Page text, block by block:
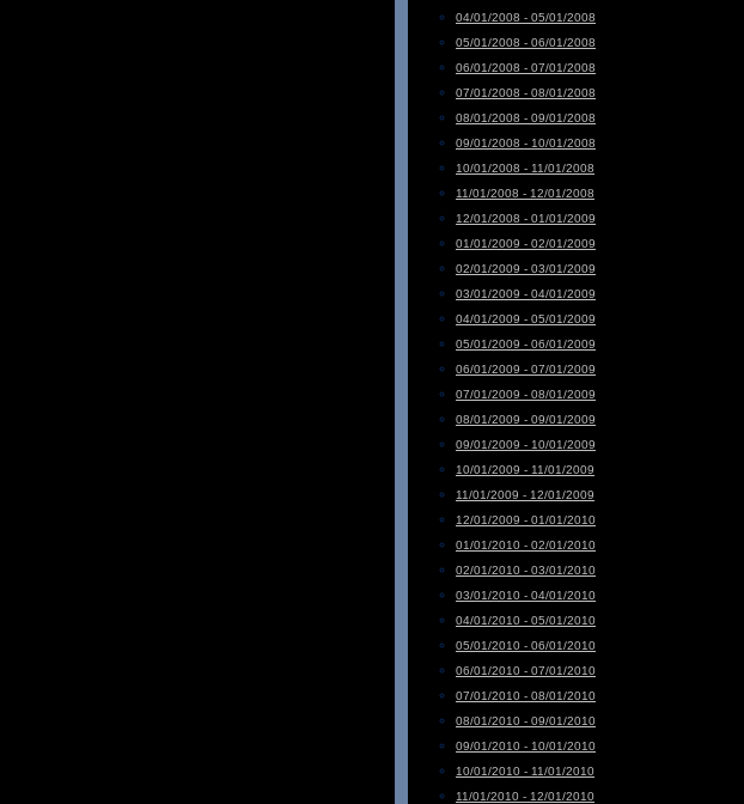
04/01/2008 - 05/01/2008
05/01/2008 - 06/01/2008
06/01/2008 - 07/01/2008
07/01/2008 - 08/01/2008
08/01/2008 - 09/01/2008
09/01/2008 - 10/01/2008
10/01/2008 - 11/01/2008
11/01/2008 - 12/01/2008
12/01/2008 - 01/01/2009
01/01/2009 - 02/01/2009
02/01/2009 - 03/01/2009
03/01/2009 - 04/01/2009
04/01/2009 - 05/01/2009
05/01/2009 - 06/01/2009
06/01/2009 - 07/01/2009
07/01/2009 - 08/01/2009
08/01/2009 - 09/01/2009
09/01/2009 - 10/01/2009
10/01/2009 - 11/01/2009
11/01/2009 - 12/01/2009
12/01/2009 - 01/01/2010
01/01/2010 - 02/01/2010
02/01/2010 - 03/01/2010
03/01/2010 - 04/01/2010
04/01/2010 - 05/01/2010
05/01/2010 - 06/01/2010
06/01/2010 - 07/01/2010
07/01/2010 - 08/01/2010
08/01/2010 - 09/01/2010
09/01/2010 - 10/01/2010
10/01/2010 - 11/01/2010
11/01/2010 - 12/01/2010